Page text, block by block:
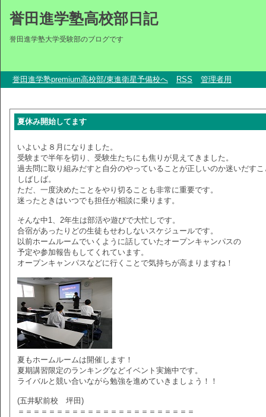
誉田進学塾高校部日記
誉田進学塾大学受験部のブログです
誉田進学塾premium高校部/東進衛星予備校へ RSS 管理者用
夏休み開始してます
いよいよ８月になりました。
受験まで半年を切り、受験生たちにも焦りが見えてきました。
過去問に取り組みだすと自分のやっていることが正しいのか迷いだすこ
しばしば。
ただ、一度決めたことをやり切ることも非常に重要です。
迷ったときはいつでも担任が相談に乗ります。
そんな中1、2年生は部活や遊びで大忙しです。
合宿があったりどの生徒もせわしないスケジュールです。
以前ホームルームでいくように話していたオープンキャンパスの
予定や参加報告もしてくれています。
オープンキャンパスなどに行くことで気持ちが高まりますね！
夏もホームルームは開催します！
夏期講習限定のランキングなどイベント実施中です。
ライバルと競い合いながら勉強を進めていきましょう！！
(五井駅前校 坪田)
＝＝＝＝＝＝＝＝＝＝＝＝＝＝＝＝＝＝＝＝＝＝＝